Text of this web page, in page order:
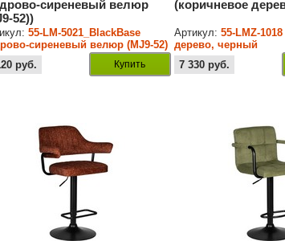
сиреневый велюр
52))
55-LM-5021_BlackBase
сиреневый велюр (MJ9-52)
руб. Купить
(коричневое
Артикул:55-LMZ-
дерево, черный
7 330 руб.